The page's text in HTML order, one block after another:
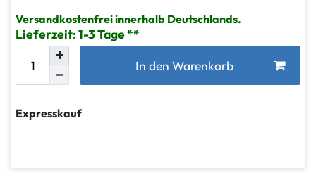
Versandkostenfrei innerhalb Deutschlands.
Lieferzeit: 1-3 Tage
In den Warenkorb
Expresskauf